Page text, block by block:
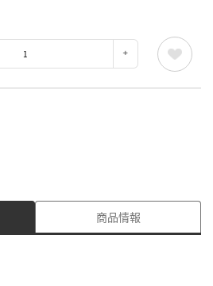
商品情報